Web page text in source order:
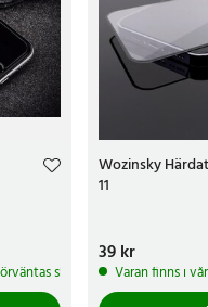
skickas inom 5-7
Wozinsky
11
Pris:39 kr
39 kr
Varan finns i